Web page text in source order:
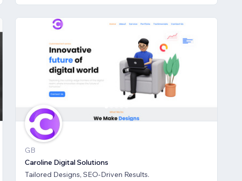
GB
Caroline Digital Solutions
Tailored Designs, SEO-Driven Results.